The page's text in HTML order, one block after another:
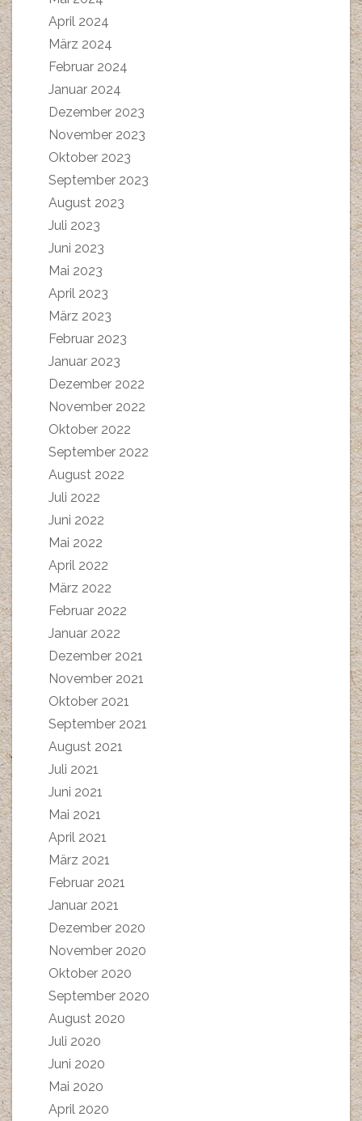
April 2024
März 2024
Februar 2024
Januar 2024
Dezember 2023
November 2023
Oktober 2023
September 2023
August 2023
Juli 2023
Juni 2023
Mai 2023
April 2023
März 2023
Februar 2023
Januar 2023
Dezember 2022
November 2022
Oktober 2022
September 2022
August 2022
Juli 2022
Juni 2022
Mai 2022
April 2022
März 2022
Februar 2022
Januar 2022
Dezember 2021
November 2021
Oktober 2021
September 2021
August 2021
Juli 2021
Juni 2021
Mai 2021
April 2021
März 2021
Februar 2021
Januar 2021
Dezember 2020
November 2020
Oktober 2020
September 2020
August 2020
Juli 2020
Juni 2020
Mai 2020
April 2020